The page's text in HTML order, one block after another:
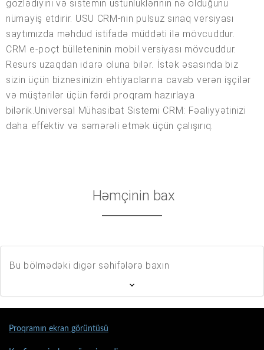
Həmçinin bax
Bu bölmədəki digər səhifələrə baxın
Proqramın ekran görüntüsü